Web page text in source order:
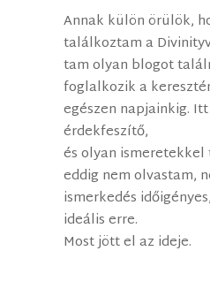
Annak külön örülök,
találkoztam a
tam olyan blogot
foglalkozik a
egészen napjainkig.
érdekfeszítő,
és olyan
eddig nem olvastam,
ismerkedés
ideális erre.
Most jött el az ideje.